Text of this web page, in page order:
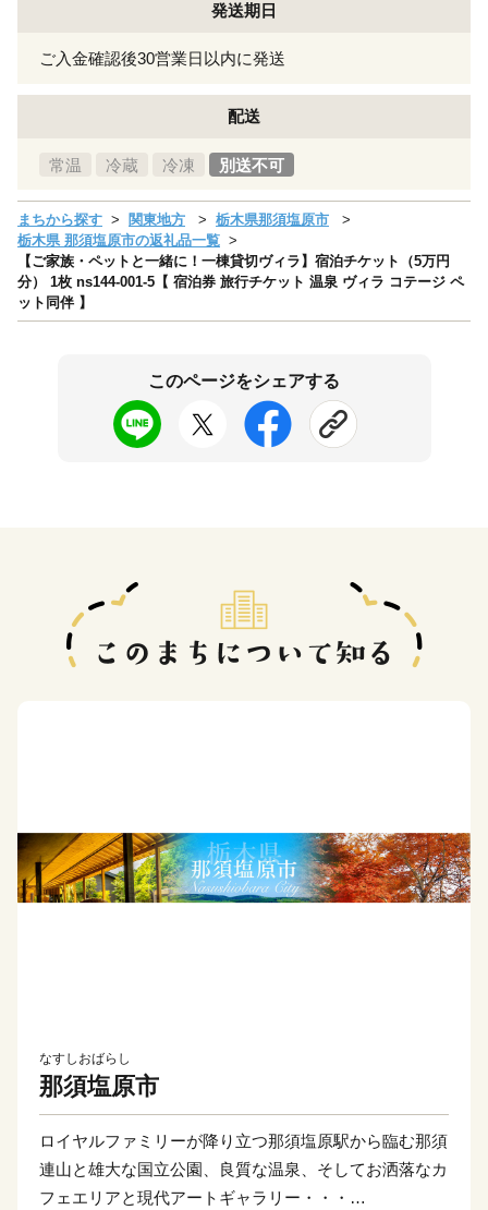
発送期日
ご入金確認後30営業日以内に発送
配送
常温 冷蔵 冷凍 別送不可
まちから探す 関東地方
栃木県那須塩原市
栃木県 那須塩原市の返礼品一覧
【ご家族・ペットと一緒に！一棟貸切ヴィラ】宿泊チケット（5万円
分） 1枚 ns144-001-5【 宿泊券 旅行チケット 温泉 ヴィラ コテージ ペ
ット同伴 】
このページをシェアする
なすしおばらし
那須塩原市
ロイヤルファミリーが降り立つ那須塩原駅から臨む那須
連山と雄大な国立公園、良質な温泉、そしてお洒落なカ
フェエリアと現代アートギャラリー・・・